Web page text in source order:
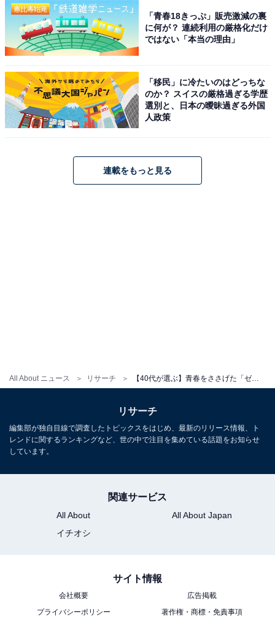
All About ニュース リサーチ
こちらもおすすめ
【40代が選ぶ】一番やり込んだ「ゼルダの伝説
シリーズ」ランキング！ 2位『ゼルダの伝説』
を抑えた1位は？【2025年調査】
1
「青春18きっぷ」販売激減の裏
に何が？ 連続利用の厳格化だけ
ではない「本当の理由」
「移民」に冷たいのはどっちな
のか？ スイスの厳格過ぎる学歴
選別と、日本の曖昧過ぎる外国
人政策
連載をもっと見る
リサーチ
編集部が独自目線で調査したトピックスをはじめ、最新のリリース情報、ト
レンドに関するランキングなど、世の中で注目を集めている話題をお知らせ
しています。
関連サービス
All About
All About Japan
イチオシ
サイト情報
会社概要
広告掲載
プライバシーポリシー
著作権・商標・免責事項